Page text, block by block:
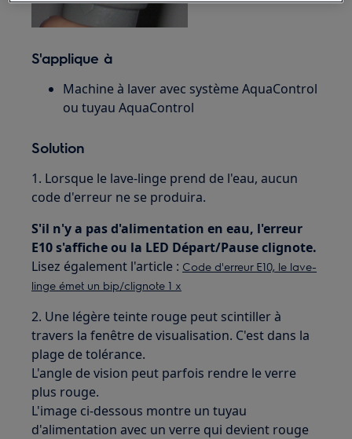
S'applique à
Machine à laver avec système AquaControl
ou tuyau AquaControl
Solution
1. Lorsque le lave-linge prend de l'eau, aucun
code d'erreur ne se produira.
S'il n'y a pas d'alimentation en eau, l'erreur
E10 s'affiche ou la LED Départ/Pause clignote.
Lisez également l'article : Code d'erreur E10, le lave-
linge émet un bip/clignote 1 x
2. Une légère teinte rouge peut scintiller à
travers la fenêtre de visualisation. C'est dans la
plage de tolérance.
L'angle de vision peut parfois rendre le verre
plus rouge.
L'image ci-dessous montre un tuyau
d'alimentation avec un verre qui devient rouge